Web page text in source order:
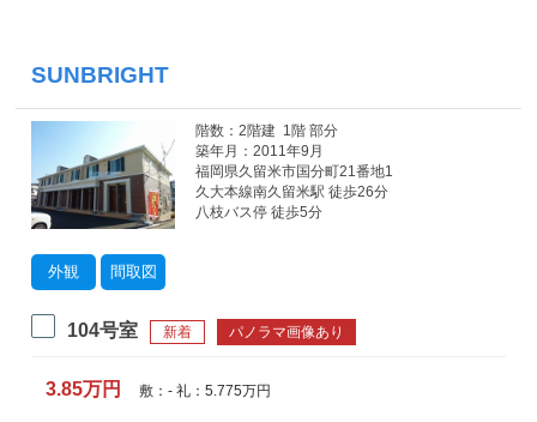
SUNBRIGHT
外観 間取図
階数：2階建 1階 部分
築年月：2011年9月
福岡県久留米市国分町21番地1
久大本線南久留米駅 徒歩26分
八枝バス停 徒歩5分
104号室 新着 パノラマ画像あり
3.85万円 敷：- 礼：5.775万円